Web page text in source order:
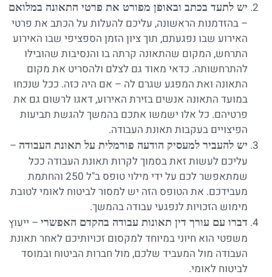
יש לתעד בכתב ובאופן מפורט את פרטי התאונה במלואם
– בהזדמנות הראשונה, עליכם להעלות על הכתב את פרטי
האירוע שבו נפגעתם, תוך ציון הזמן הספציפי שבו האירוע
התרחש, המקום שהתאונה קרתה בו והנסיבות שהובילו
להתרחשותה. כדאי מאוד גם לצלם ולהסריט את מקום
התאונה ואת המפגע שגרם לה – אם היה כזה. ככל שנכחו
במועד התאונה אנשים בזירת האירוע, דאגו לרשום גם את
פרטיהם. כל אלו ישמשו אתכם בהמשך להגשת תביעות
הפיצויים בעקבות תאונת העבודה.
יש להעביר למעסיק הודעה פורמלית על תאונת העבודה –
עליכם לעשות זאת בסמוך לקרות תאונת העבודה ככל
שמתאפשר לכם על ידי מילוי טופס ב"ל 250 והחתמת
מעבידכם. את הטופס הזה יש למסור לביטוח לאומי לטובת
מימוש הזכויות לנפגעי עבודה בהמשך.
דברו עם עורך דין תאונות עבודה בהקדם האפשרי – ייעוץ
משפטי הוא חיוני במיוחד למקסום זכויותיכם לאחר תאונת
העבודה מול המעביד שלכם, מול חברות הביטוח ובמוסד
לביטוח לאומי.